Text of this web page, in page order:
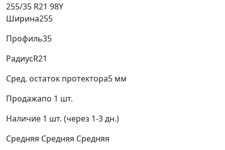
255/35 R21 98Y
Ширина255
Профиль35
РадиусR21
Сред. остаток протектора5 мм
Продажапо 1 шт.
Наличие 1 шт. (через 1-3 дн.)
Средняя Средняя Средняя